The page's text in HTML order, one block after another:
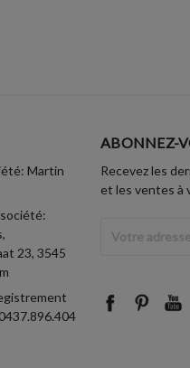
Martin
23, 3545
ABONNEZ-
Recevez les
et les ventes à
Email